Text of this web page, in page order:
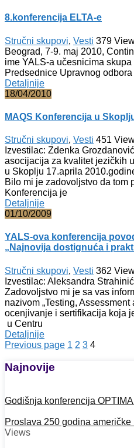
8.konferencija ELTA-e
Stručni skupovi, Vesti 379
Beograd, 7-9. maj 2010,
ime YALS-a učesnicima
Predsednice Upravnog odbora
Detaljnije
18/04/2010
MAQS Konferencija u
Stručni skupovi, Vesti 451
Izvestilac: Zdenka
asocijacija za kvalitet jezičkih
u Skoplju 17.aprila
Bilo mi je zadovoljstvo da tom
Konferencija je
Detaljnije
01/10/2009
YALS-ova konferencija
„Najnovija dostignuća i
Stručni skupovi, Vesti 362
Izvestilac: Aleksandra
Zadovoljstvo mi je sa vas
nazivom „Testing,
ocenjivanje i sertifikacija koja
u Centru
Detaljnije
Previous page 1 2 3 4
Najnovije
Godišnja konferencija
Proslava 250 godina američke
Views